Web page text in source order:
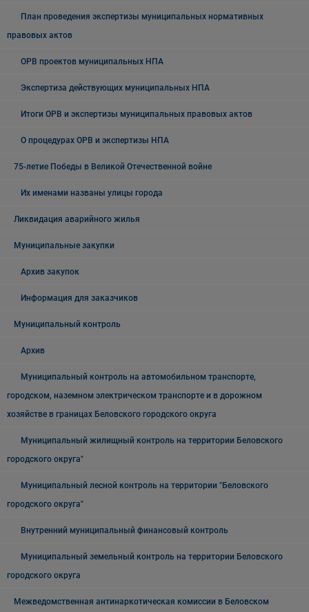
План проведения экспертизы муниципальных нормативных
правовых актов
ОРВ проектов муниципальных НПА
Экспертиза действующих муниципальных НПА
Итоги ОРВ и экспертизы муниципальных правовых актов
О процедурах ОРВ и экспертизы НПА
75-летие Победы в Великой Отечественной войне
Их именами названы улицы города
Ликвидация аварийного жилья
Муниципальные закупки
Архив закупок
Информация для заказчиков
Муниципальный контроль
Архив
Муниципальный контроль на автомобильном транспорте,
городском, наземном электрическом транспорте и в дорожном
хозяйстве в границах Беловского городского округа
Муниципальный жилищный контроль на территории Беловского
городского округа"
Муниципальный лесной контроль на территории "Беловского
городского округа"
Внутренний муниципальный финансовый контроль
Муниципальный земельный контроль на территории Беловского
городского округа
Межведомственная антинаркотическая комиссии в Беловском